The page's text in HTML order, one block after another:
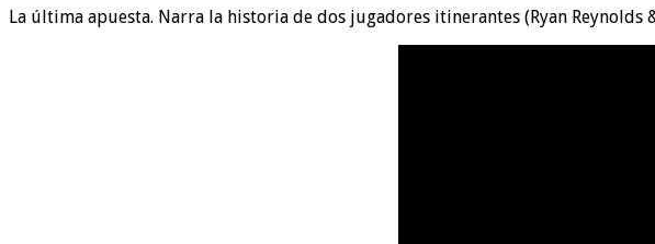
La última apuesta. Narra la historia de dos jugadores itinerantes (Ryan